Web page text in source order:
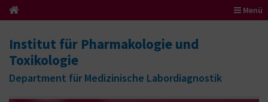
Menü
Institut für Pharmakologie und
Toxikologie
Department für Medizinische Labordiagnostik